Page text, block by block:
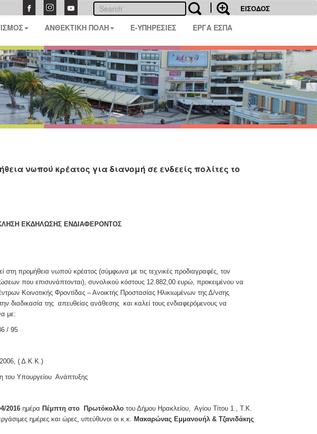
ΕΙΣΟΔΟΣ
ΑΝΘΕΚΤΙΚΗ ΠΟΛΗ E-ΥΠΗΡΕΣΙΕΣ ΕΡΓΑ ΕΣΠΑ
νωπού κρέατος για διανομή σε ενδεείς πολίτες το
ΕΚΔΗΛΩΣΗΣ ΕΝΔΙΑΦΕΡΟΝΤΟΣ
προμήθεια νωπού κρέατος (σύμφωνα με τις τεχνικές προδιαγραφές, τον
που επισυνάπτονται), συνολικού κόστους 12.882,00 ευρώ, προκειμένου να
Κοινοτικής Φροντίδας – Ανοικτής Προστασίας Ηλικιωμένων της Δ/νσης
διαδικασία της απευθείας ανάθεσης και καλεί τους ενδιαφερόμενους να
με:
/ 95
( Δ.Κ.Κ.)
Υπουργείου Ανάπτυξης
4/2016ημέρα Πέμπτηστο Πρωτόκολλο του Δήμου Ηρακλείου, Αγίου Τίτου 1 , Τ.Κ.
ημέρες και ώρες, υπεύθυνοι οι κ.κ. Μακαρώνας Εμμανουήλ & Τζανιδάκης